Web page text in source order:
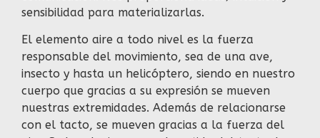
sensibilidad para materializarlas.
El elemento aire a todo nivel es la fuerza
responsable del movimiento, sea de una ave,
insecto y hasta un helicóptero, siendo en nuestro
cuerpo que gracias a su expresión se mueven
nuestras extremidades. Además de relacionarse
con el tacto, se mueven gracias a la fuerza del